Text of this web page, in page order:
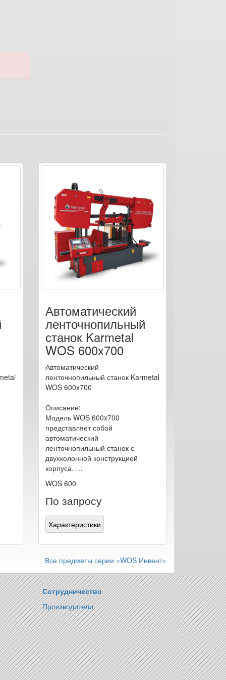
Автоматический
ленточнопильный
станок Karmetal
WOS 600x700
Автоматический
ленточнопильный станок Karmetal
WOS 600x700
Описание:
Модель WOS 600x700
представляет собой
автоматический
ленточнопильный станок с
двухколонной конструкцией
корпуса. …
WOS 600
По запросу
Характеристики
Все предметы серии «WOS Инвент»
Сотрудничество
Производители